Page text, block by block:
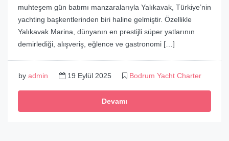
muhteşem gün batımı manzaralarıyla Yalıkavak, Türkiye’nin
yachting başkentlerinden biri haline gelmiştir. Özellikle
Yalıkavak Marina, dünyanın en prestijli süper yatlarının
demirlediği, alışveriş, eğlence ve gastronomi […]
by admin 19 Eylül 2025 Bodrum Yacht Charter
Devamı